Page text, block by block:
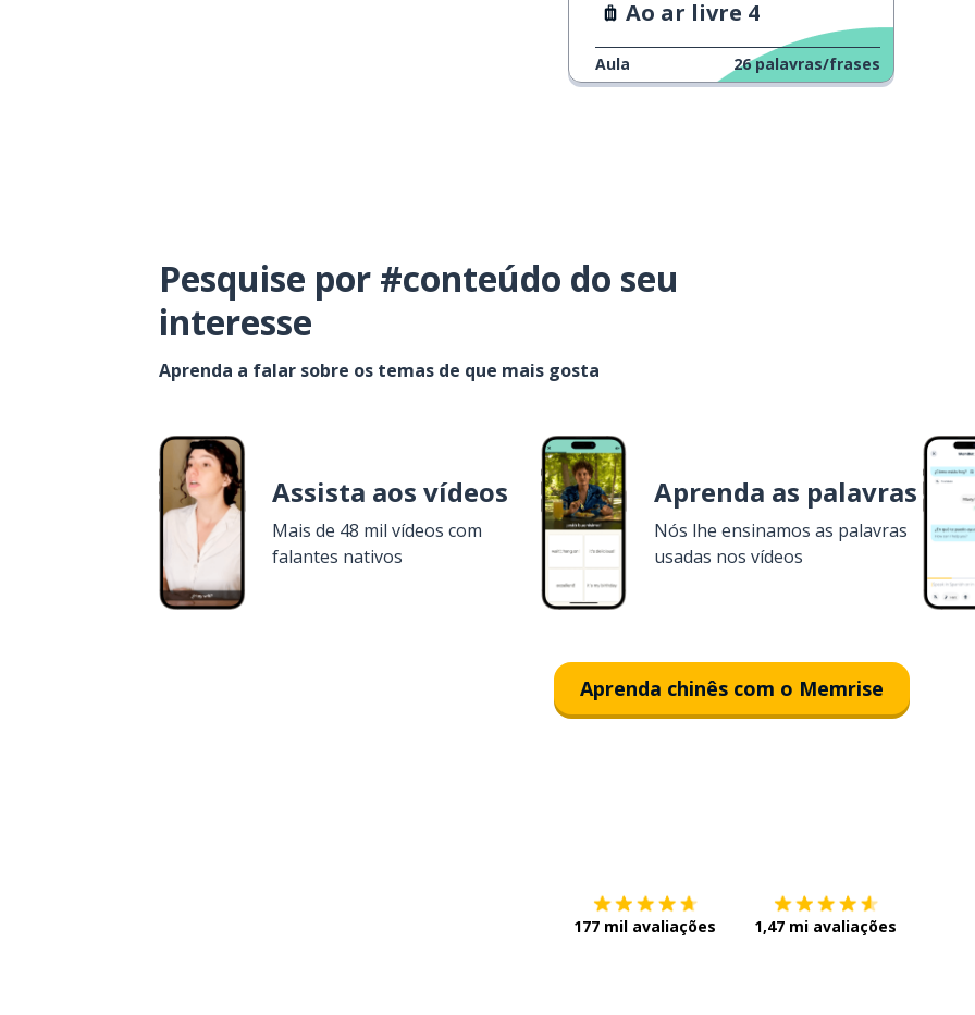
Ao ar livre 4
Aula 26 palavras/frases
Pesquise por #conteúdo do seu
interesse
Aprenda a falar sobre os temas de que mais gosta
Assista aos vídeos
Mais de 48 mil vídeos com
falantes nativos
Aprenda as palavras
Nós lhe ensinamos as palavras
usadas nos vídeos
Aprenda chinês com o Memrise
177 mil avaliações 1,47 mi avaliações